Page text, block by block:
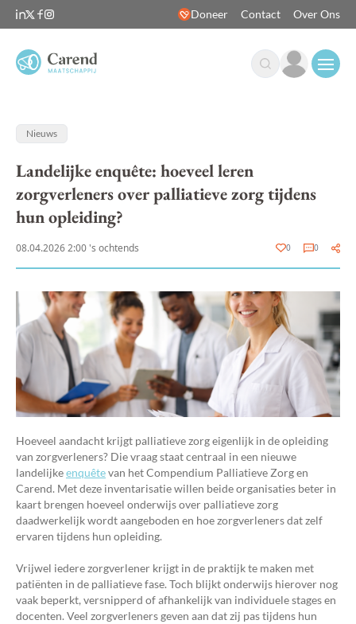
Doneer Contact Over Ons
Nieuws
Landelijke enquête: hoeveel leren
zorgverleners over palliatieve zorg tijdens
hun opleiding?
08.04.2026 2:00 's ochtends 0 0
Hoeveel aandacht krijgt palliatieve zorg eigenlijk in de opleiding
van zorgverleners? Die vraag staat centraal in een nieuwe
landelijkeenquêtevan het Compendium Palliatieve Zorg en
Carend. Met deze inventarisatie willen beide organisaties beter in
kaart brengen hoeveel onderwijs over palliatieve zorg
daadwerkelijk wordt aangeboden en hoe zorgverleners dat zelf
ervaren tijdens hun opleiding.
Vrijwel iedere zorgverlener krijgt in de praktijk te maken met
patiënten in de palliatieve fase. Toch blijkt onderwijs hierover nog
vaak beperkt, versnipperd of afhankelijk van individuele stages en
docenten. Veel zorgverleners geven aan dat zij pas tijdens hun